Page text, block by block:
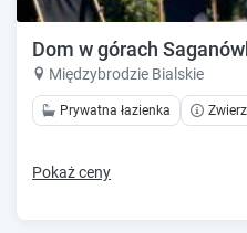
Dom w górach
Międzybrodzie Bialskie
Prywatna łazienka
Pokaż ceny